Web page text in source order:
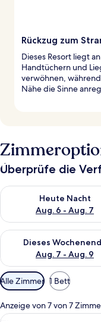
Rückzug zum
Dieses Resort liegt
Handtüchern und
verwöhnen,
Nähe die Sinne
Überprüfe die
Heute Nacht
Aug. 6 - Aug. 7
Überprüfe die
Dieses
Aug. 7 - Aug. 9
Überprüfe die
Verfügbare
Filter
für
Zimmer
Alle Zimmer 1 Bett
Anzeige von 7 von 7
Alle